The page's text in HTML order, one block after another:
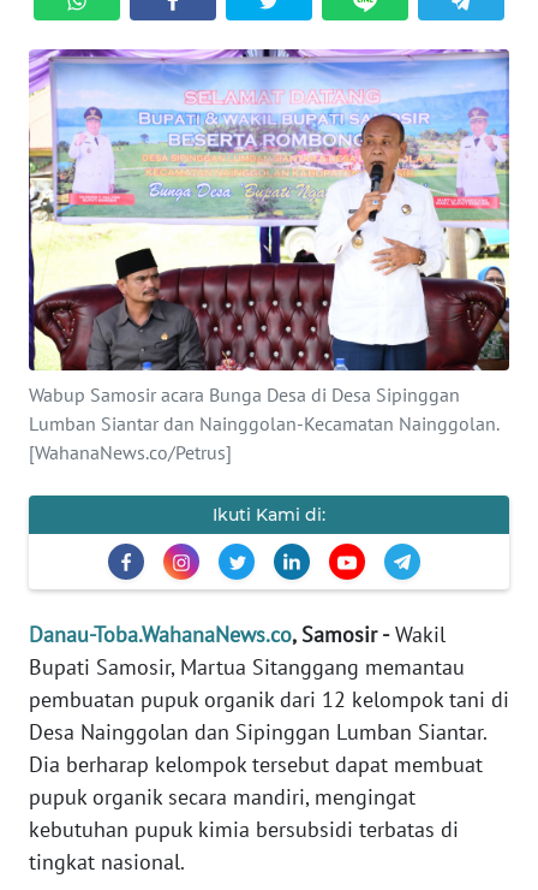
Wabup Samosir acara Bunga Desa di Desa Sipinggan
Lumban Siantar dan Nainggolan-Kecamatan Nainggolan.
[WahanaNews.co/Petrus]
Ikuti Kami di:
Danau-Toba.WahanaNews.co, Samosir -Wakil
Bupati Samosir, Martua Sitanggang memantau
pembuatan pupuk organik dari 12 kelompok tani di
Desa Nainggolan dan Sipinggan Lumban Siantar.
Dia berharap kelompok tersebut dapat membuat
pupuk organik secara mandiri, mengingat
kebutuhan pupuk kimia bersubsidi terbatas di
tingkat nasional.
OPINI
Informasi
INDEKS
BERITA
KONTAK
KAMI
INFO
IKLAN
TENTANG
KAMI
MEDIA
REDAKSI
KARIR
DISCLAIMER
Wahana
News
Regional